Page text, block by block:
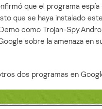
que el programa
que se haya instalado
como Trojan-
sobre la amenaza en
dos programas en